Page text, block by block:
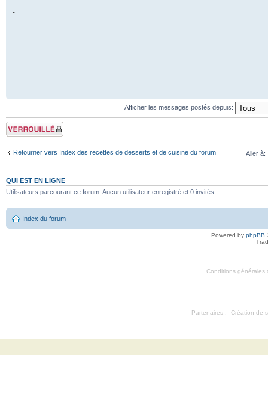
.
Afficher les messages postés depuis:
Sujet verouillé
Retourner vers Index des recettes de desserts et de cuisine du forum Aller à:
QUI EST EN LIGNE
Utilisateurs parcourant ce forum: Aucun utilisateur enregistré et 0 invités
Index du forum
Powered by phpBB
Conditions générales
Partenaires : Création de